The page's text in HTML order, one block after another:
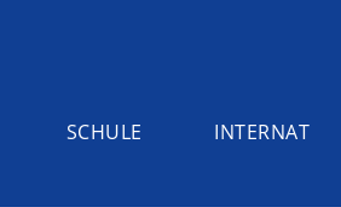
SCHULE INTERNAT